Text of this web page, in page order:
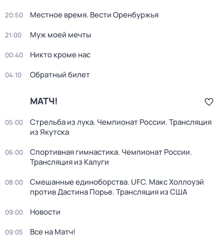
20:50 Местное время. Вести Оренбуржья
21:00 Муж моей мечты
00:40 Никто кроме нас
04:10 Обратный билет
МАТЧ!
05:00
Стрельба из лука. Чемпионат России. Трансляция
из Якутска
06:00
Спортивная гимнастика. Чемпионат России.
Трансляция из Калуги
08:00
Смешанные единоборства. UFC. Макс Холлоуэй
против Дастина Порье. Трансляция из США
09:00 Новости
09:05 Все на Матч!